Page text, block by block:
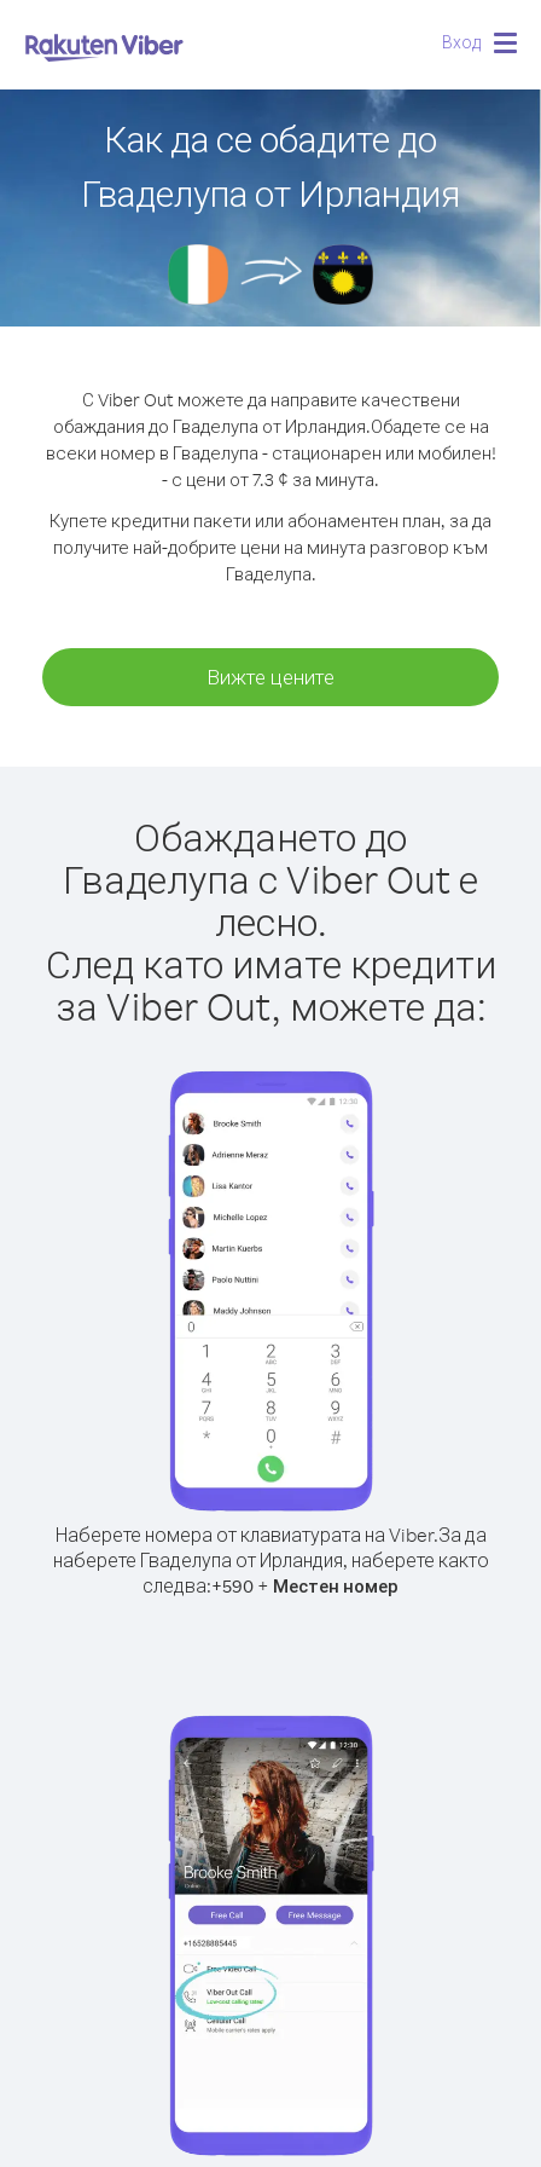
Вход
Как да се обадите до
Гваделупа от Ирландия
С Viber Out можете да направите качествени
обаждания до Гваделупа от Ирландия.Обадете се на
всеки номер в Гваделупа - стационарен или мобилен!
- с цени от 7.3 ¢ за минута.
Купете кредитни пакети или абонаментен план, за да
получите най-добрите цени на минута разговор към
Гваделупа.
Вижте цените
Обаждането до
Гваделупа с Viber Out е
лесно.
След като имате кредити
за Viber Out, можете да:
Наберете номера от клавиатурата на Viber.За да
наберете Гваделупа от Ирландия, наберете както
следва:+590 + Местен номер